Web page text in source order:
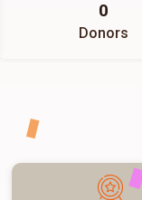
0
Donors